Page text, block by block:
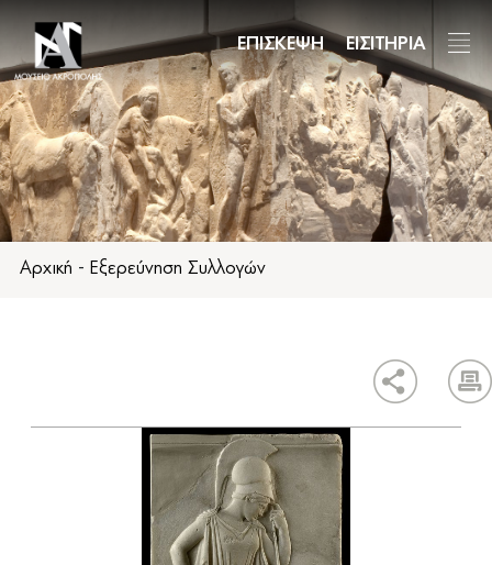
το
κυρίως
περιεχόμενο
ΕΠΙΣΚΕΨΗ ΕΙΣΙΤΗΡΙΑ
Αρχική - Εξερεύνηση Συλλογών